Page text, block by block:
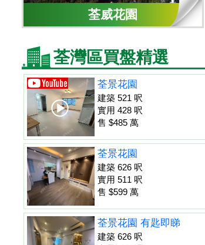
荃威花園
荃灣區買盤精選
荃景花園
建築 521 呎
實用 428 呎
售 $485 萬
荃景花園
建築 626 呎
實用 511 呎
售 $599 萬
荃景花園 有匙即睇
建築 626 呎